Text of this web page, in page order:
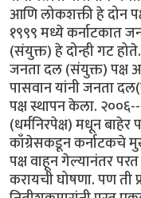
आणि लोकशक्ती हे दोन
१९९९ मध्ये कर्नाटकात
(संयुक्त) हे दोन्ही गट
जनता दल (संयुक्त) पक्ष
पासवान यांनी जनता
पक्ष स्थापन केला.
(धर्मनिरपेक्ष) मधून
काँग्रेसकडून कर्नाटकचे
पक्ष वाहून गेल्यानंतर
करायची घोषणा. पण ती